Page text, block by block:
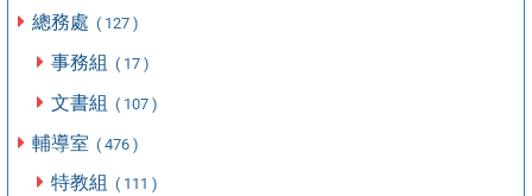
總務處 ( 127 )
事務組 ( 17 )
文書組 ( 107 )
輔導室 ( 476 )
特教組 ( 111 )